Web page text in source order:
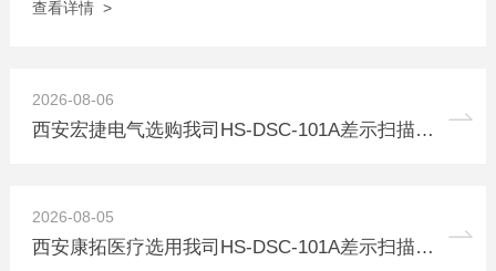
查看详情 >
2026-08-06
西安宏捷电气选购我司HS-DSC-101A差示扫描量热仪
2026-08-05
西安康拓医疗选用我司HS-DSC-101A差示扫描量热仪